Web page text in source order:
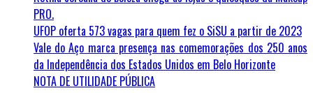
PRO.
UFOP oferta 573 vagas para quem fez o SiSU a partir de 2023
Vale do Aço marca presença nas comemorações dos 250 anos
da Independência dos Estados Unidos em Belo Horizonte
NOTA DE UTILIDADE PÚBLICA